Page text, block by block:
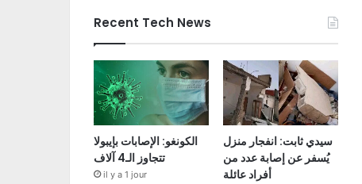
Recent Tech News
الكونغو: الإصابات بإيبولا
تتجاوز الـ4 آلاف
il y a 1 jour
سيدي ثابت: انفجار منزل
يُسفر عن إصابة عدد من
أفراد عائلة